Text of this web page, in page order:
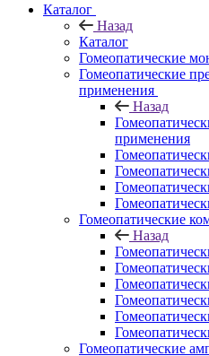
Каталог
Назад
Каталог
Гомеопатические
Гомеопатические
применения
Назад
применения
Гомеопатические
Назад
Гомеопатические